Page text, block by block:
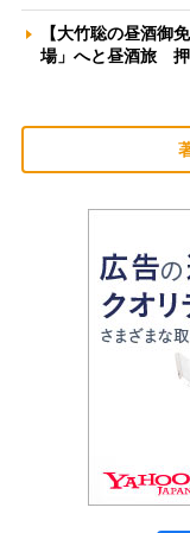
【大竹聡の昼酒御
場」へと昼酒旅